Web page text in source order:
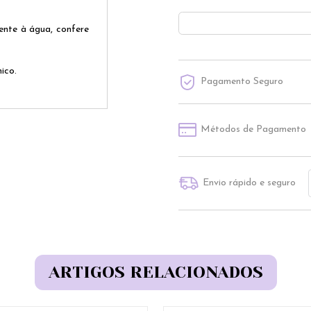
à água, confere
Pagamento Seguro
Métodos de Pagamento
Envio rápido e seguro
ARTIGOS RELACIONADOS